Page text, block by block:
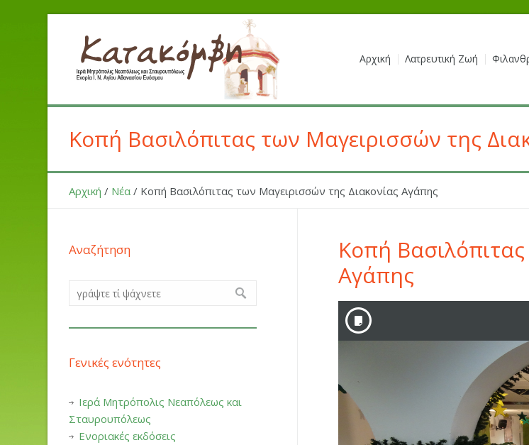
Αρχική Λατρευτική Ζωή
Κοπή Βασιλόπιτας των Μαγειρισσών της
Αρχική / Νέα / Κοπή Βασιλόπιτας των Μαγειρισσών της Διακονίας Αγάπης
Κοπή
Αγάπης
Αναζήτηση
Γενικές ενότητες
Ιερά Μητρόπολις Νεαπόλεως και
Σταυρουπόλεως
Ενοριακές εκδόσεις